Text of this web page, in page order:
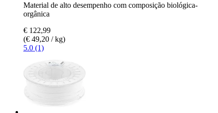
Material de alto desempenho com composição biológica-
orgânica
€ 122,99
(€ 49,20 / kg)
5.0 (1)